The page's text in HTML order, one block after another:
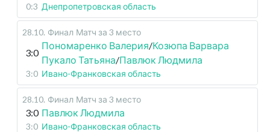
0:3 Днепропетровская область
28.10. Финал Матч за 3 место
3:0
Пономаренко Валерия/Козюпа Варвара
Пукало Татьяна/Павлюк Людмила
3:0 Ивано-Франковская область
28.10. Финал Матч за 3 место
3:0 Павлюк Людмила
3:0 Ивано-Франковская область